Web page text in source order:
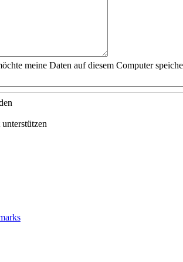
meine Daten auf diesem Computer